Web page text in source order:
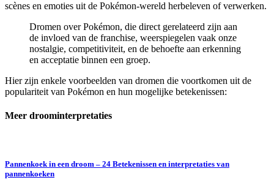
scènes en emoties uit de Pokémon-wereld herbeleven of verwerken.
Dromen over Pokémon, die direct gerelateerd zijn aan
de invloed van de franchise, weerspiegelen vaak onze
nostalgie, competitiviteit, en de behoefte aan erkenning
en acceptatie binnen een groep.
Hier zijn enkele voorbeelden van dromen die voortkomen uit de
populariteit van Pokémon en hun mogelijke betekenissen:
Meer droominterpretaties
Pannenkoek in een droom – 24 Betekenissen en interpretaties van
pannenkoeken